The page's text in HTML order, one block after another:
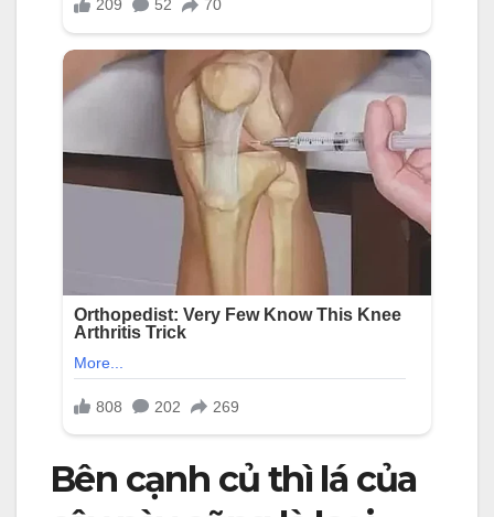
Bên cạnh củ thì lá của